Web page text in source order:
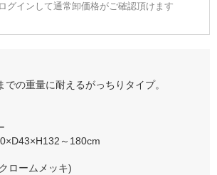
グインして通常卸価格がご確認頂けます
の重量に耐えるがっちりタイプ。
～180cm
ロームメッキ)